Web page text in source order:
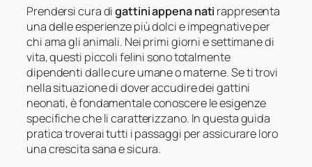
Prendersi cura digattini appena nati rappresenta
una delle esperienze più dolci e impegnative per
chi ama gli animali. Nei primi giorni e settimane di
vita, questi piccoli felini sono totalmente
dipendenti dalle cure umane o materne. Se ti trovi
nella situazione di dover accudire dei gattini
neonati, è fondamentale conoscere le esigenze
specifiche che li caratterizzano. In questa guida
pratica troverai tutti i passaggi per assicurare loro
una crescita sana e sicura.